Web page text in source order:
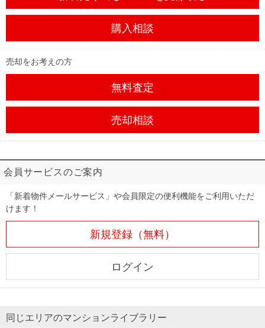
購入相談
売却をお考えの方
無料査定
売却相談
会員サービスのご案内
「新着物件メールサービス」や会員限定の便利機能をご利用いただ
けます！
新規登録（無料）
ログイン
同じエリアのマンションライブラリー